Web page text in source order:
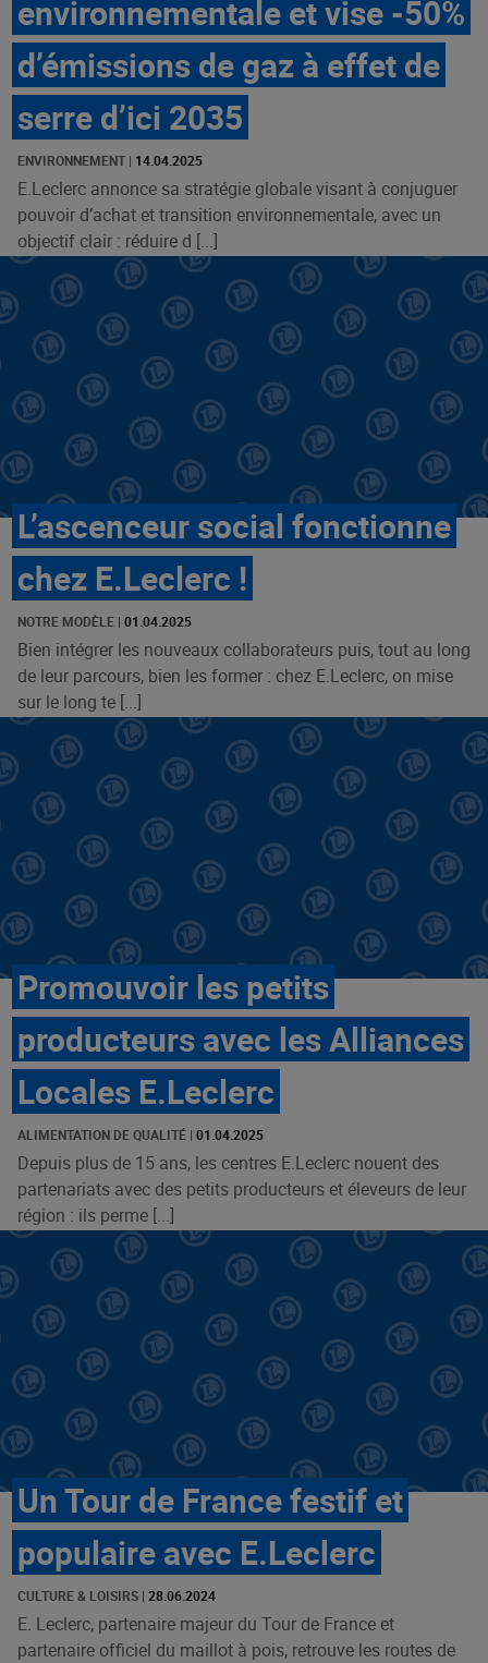
environnementale et vise -50%
d’émissions de gaz à effet de
serre d’ici 2035
ENVIRONNEMENT | 14.04.2025
E.Leclerc annonce sa stratégie globale visant à conjuguer
pouvoir d’achat et transition environnementale, avec un
objectif clair : réduire d [...]
L’ascenceur social fonctionne
chez E.Leclerc !
NOTRE MODÈLE | 01.04.2025
Bien intégrer les nouveaux collaborateurs puis, tout au long
de leur parcours, bien les former : chez E.Leclerc, on mise
sur le long te [...]
Promouvoir les petits
producteurs avec les Alliances
Locales E.Leclerc
ALIMENTATION DE QUALITÉ | 01.04.2025
Depuis plus de 15 ans, les centres E.Leclerc nouent des
partenariats avec des petits producteurs et éleveurs de leur
région : ils perme [...]
Un Tour de France festif et
populaire avec E.Leclerc
CULTURE & LOISIRS | 28.06.2024
E. Leclerc, partenaire majeur du Tour de France et
partenaire officiel du maillot à pois, retrouve les routes de